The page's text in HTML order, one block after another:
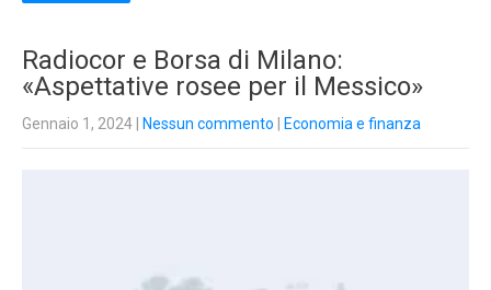
Radiocor e Borsa di Milano:
«Aspettative rosee per il Messico»
Gennaio 1, 2024 Nessun commento Economia e finanza